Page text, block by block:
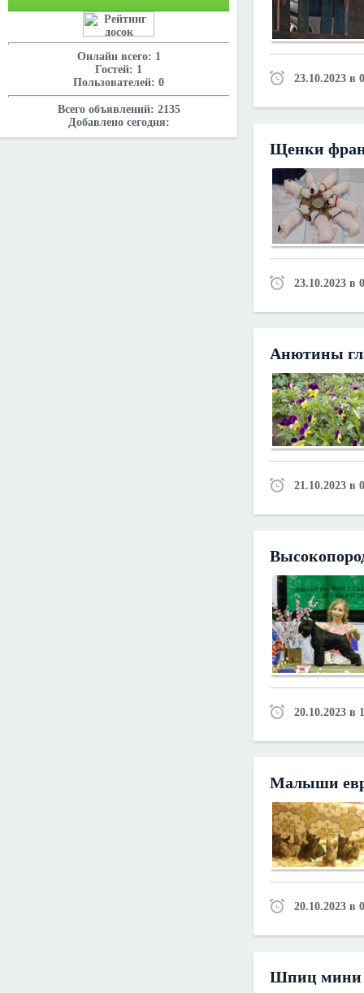
Онлайн всего: 1
Гостей: 1
Пользователей: 0
Всего объявлений: 2135
Добавлено сегодня:
23.10.2023 в
Щенки
23.10.2023 в
Анютины
21.10.2023 в
20.10.2023 в
Малыши
20.10.2023 в
Шпиц мини